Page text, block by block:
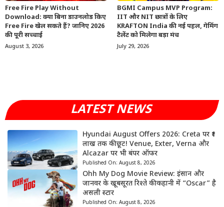
Free Fire Play Without
Download: क्या बिना डाउनलोड किए
Free Fire खेल सकते हैं? जानिए 2026
की पूरी सच्चाई
August 3, 2026
BGMI Campus MVP Program:
IIT और NIT छात्रों के लिए
KRAFTON India की नई पहल, गेमिंग
टैलेंट को मिलेगा बड़ा मंच
July 29, 2026
LATEST NEWS
Hyundai August Offers 2026: Creta पर ₹1
लाख तक की छूट! Venue, Exter, Verna और
Alcazar पर भी बंपर ऑफर
Published On: August 8, 2026
Ohh My Dog Movie Review: इंसान और
जानवर के खूबसूरत रिश्ते की कहानी में “Oscar” है
असली स्टार
Published On: August 8, 2026